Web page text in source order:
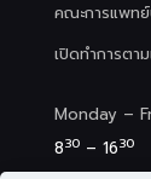
คณะการแพท
เปิดทำการตา
Monday –
830 – 1630